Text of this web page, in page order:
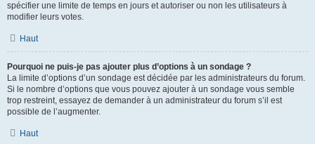
spécifier une limite de temps en jours et autoriser ou non les utilisateurs à
modifier leurs votes.
Haut
Pourquoi ne puis-je pas ajouter plus d’options à un sondage ?
La limite d’options d’un sondage est décidée par les administrateurs du forum.
Si le nombre d’options que vous pouvez ajouter à un sondage vous semble
trop restreint, essayez de demander à un administrateur du forum s’il est
possible de l’augmenter.
Haut